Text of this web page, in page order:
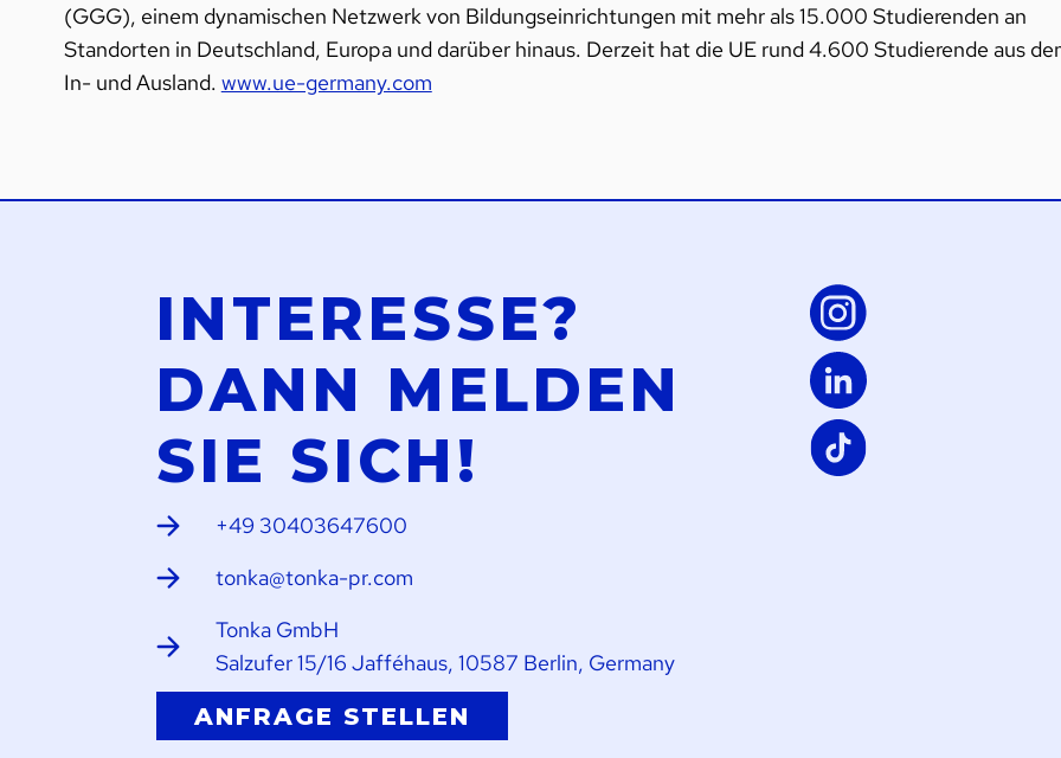
(GGG), einem dynamischen Netzwerk von Bildungseinrichtungen mit mehr als 15.000 Studierenden an
Standorten in Deutschland, Europa und darüber hinaus. Derzeit hat die UE rund 4.600 Studierende aus
In- und Ausland. www.ue-germany.com
INTERESSE?
DANN MELDEN
SIE SICH!
+49 30403647600
tonka@tonka-pr.com
Tonka GmbH
Salzufer 15/16 Jafféhaus, 10587 Berlin, Germany
ANFRAGE STELLEN